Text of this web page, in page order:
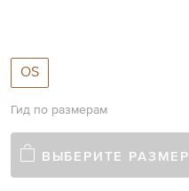
OS
Гид по размерам
ВЫБЕРИТЕ РАЗМЕР